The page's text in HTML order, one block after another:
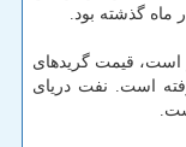
است، قیمت گریدهای
است. نفت دریای